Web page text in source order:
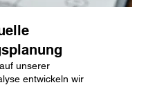
unserer
entwickeln wir